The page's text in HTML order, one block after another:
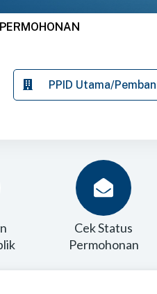
Cek Status
Permohonan